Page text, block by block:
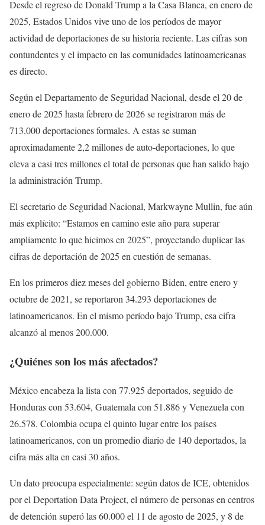
Desde el regreso de Donald Trump a la Casa Blanca, en enero de
2025, Estados Unidos vive uno de los períodos de mayor
actividad de deportaciones de su historia reciente. Las cifras son
contundentes y el impacto en las comunidades latinoamericanas
es directo.
Según el Departamento de Seguridad Nacional, desde el 20 de
enero de 2025 hasta febrero de 2026 se registraron más de
713.000 deportaciones formales. A estas se suman
aproximadamente 2,2 millones de auto-deportaciones, lo que
eleva a casi tres millones el total de personas que han salido bajo
la administración Trump.
El secretario de Seguridad Nacional, Markwayne Mullin, fue aún
más explícito: “Estamos en camino este año para superar
ampliamente lo que hicimos en 2025”, proyectando duplicar las
cifras de deportación de 2025 en cuestión de semanas.
En los primeros diez meses del gobierno Biden, entre enero y
octubre de 2021, se reportaron 34.293 deportaciones de
latinoamericanos. En el mismo período bajo Trump, esa cifra
alcanzó al menos 200.000.
¿Quiénes son los más afectados?
México encabeza la lista con 77.925 deportados, seguido de
Honduras con 53.604, Guatemala con 51.886 y Venezuela con
26.578. Colombia ocupa el quinto lugar entre los países
latinoamericanos, con un promedio diario de 140 deportados, la
cifra más alta en casi 30 años.
Un dato preocupa especialmente: según datos de ICE, obtenidos
por el Deportation Data Project, el número de personas en centros
de detención superó las 60.000 el 11 de agosto de 2025, y 8 de